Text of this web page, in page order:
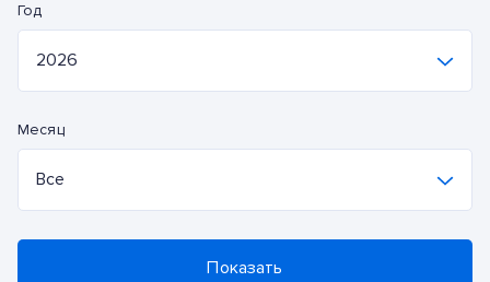
Год
2026
2024
Месяц
Все
Показать